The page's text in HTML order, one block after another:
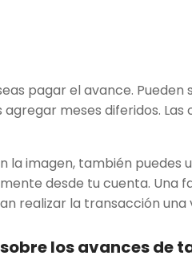
pagar el avance. Pueden
agregar meses diferidos.
la imagen, también puedes
desde tu cuenta. Una
realizar la transacción una
los avances de